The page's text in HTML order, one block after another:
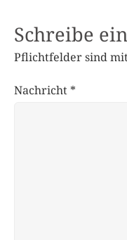
Schreibe
Pflichtfelder sind
Nachricht *